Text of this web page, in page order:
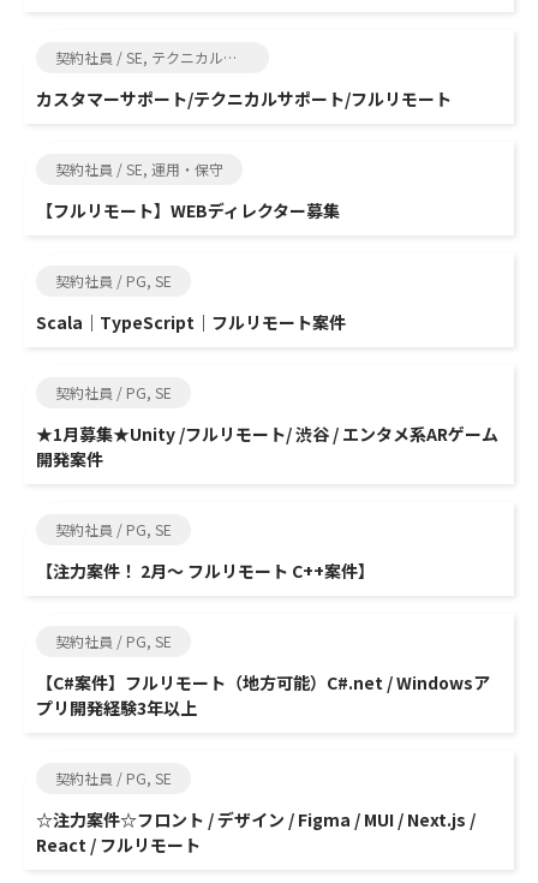
契約社員 / SE, テクニカルサポート
カスタマーサポート/テクニカルサポート/フルリモート
契約社員 / SE, 運用・保守
【フルリモート】WEBディレクター募集
契約社員 / PG, SE
Scala｜TypeScript｜フルリモート案件
契約社員 / PG, SE
★1月募集★Unity /フルリモート/ 渋谷 / エンタメ系ARゲーム
開発案件
契約社員 / PG, SE
【注力案件！ 2月～ フルリモート C++案件】
契約社員 / PG, SE
【C#案件】フルリモート（地方可能）C#.net / Windowsア
プリ開発経験3年以上
契約社員 / PG, SE
☆注力案件☆フロント / デザイン / Figma / MUI / Next.js /
React / フルリモート